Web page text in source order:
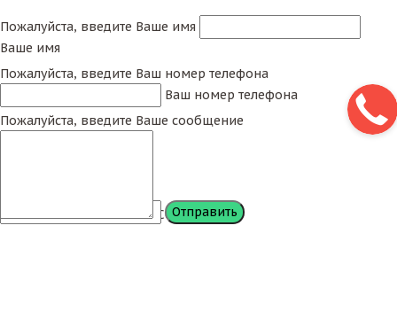
Пожалуйста, введите Ваше имя
Ваше имя
Пожалуйста, введите Ваш номер телефона
Ваш номер телефона
Пожалуйста, введите Ваше сообщение
Сообщение